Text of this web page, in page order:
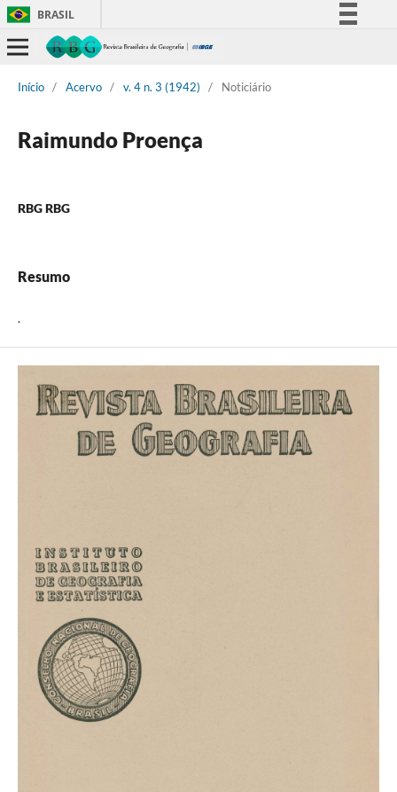
BRASIL
Participe
Início / Acervo / v. 4 n. 3 (1942) / Noticiário
Raimundo Proença
RBG RBG
Resumo
.